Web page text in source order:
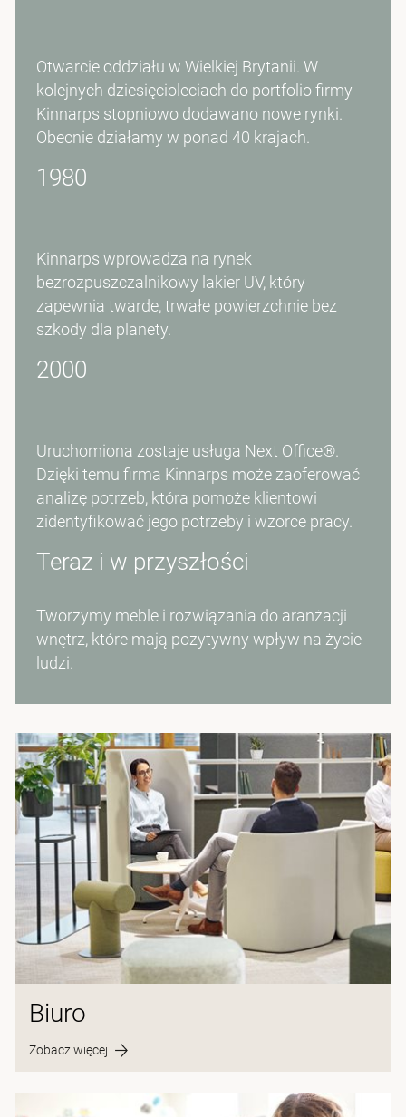
Otwarcie oddziału w Wielkiej Brytanii. W
kolejnych dziesięcioleciach do portfolio firmy
Kinnarps stopniowo dodawano nowe rynki.
Obecnie działamy w ponad 40 krajach.
1980
Kinnarps wprowadza na rynek
bezrozpuszczalnikowy lakier UV, który
zapewnia twarde, trwałe powierzchnie bez
szkody dla planety.
2000
Uruchomiona zostaje usługa Next Office®
Dzięki temu firma Kinnarps może zaoferować
analizę potrzeb, która pomoże klientowi
zidentyfikować jego potrzeby i wzorce pracy.
Teraz i w przyszłości
Tworzymy meble i rozwiązania do aranżacji
wnętrz, które mają pozytywny wpływ na życie
ludzi.
Biuro
Zobacz więcej